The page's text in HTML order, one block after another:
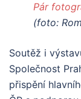
Pár
(foto:
Soutěž i
Společnost
přispění